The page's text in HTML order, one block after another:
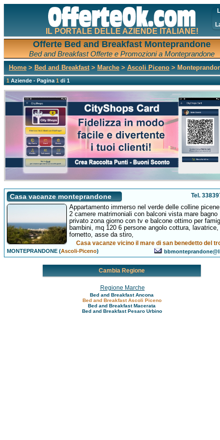
IL PORTALE DELLE AZIENDE ITALIANE!
Offerte Bed and Breakfast Monteprandone
Bed and Breakfast Offerte e Promozioni a Monteprandone
Home > Bed and Breakfast> Marche > Ascoli Piceno >
1Aziende - Pagina1di 1
Casa vacanze monteprandone Tel.
Appartamento immerso nel verde delle colline
2 camere matrimoniali con balconi vista mare bagno
privato zona giorno con tv e balcone ottimo per
bambini, mq 120 6 persone angolo cottura, lavatrice,
fornetto, asse da stiro,
Casa vacanze vicino il mare di san benedetto del
MONTEPRANDONE (Ascoli-Piceno)
Cambia Regione
Regione Marche
Bed and Breakfast Ancona
Bed and Breakfast Ascoli Piceno
Bed and Breakfast Macerata
Bed and Breakfast Pesaro Urbino